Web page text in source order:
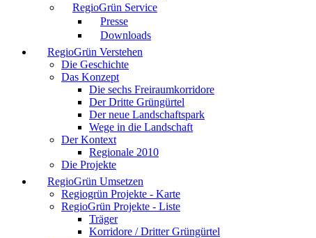
RegioGrün Service
Presse
Downloads
RegioGrün Verstehen
Die Geschichte
Das Konzept
Die sechs Freiraumkorridore
Der Dritte Grüngürtel
Der neue Landschaftspark
Wege in die Landschaft
Der Kontext
Regionale 2010
Die Projekte
RegioGrün Umsetzen
Regiogrün Projekte - Karte
RegioGrün Projekte - Liste
Träger
Korridore / Dritter Grüngürtel